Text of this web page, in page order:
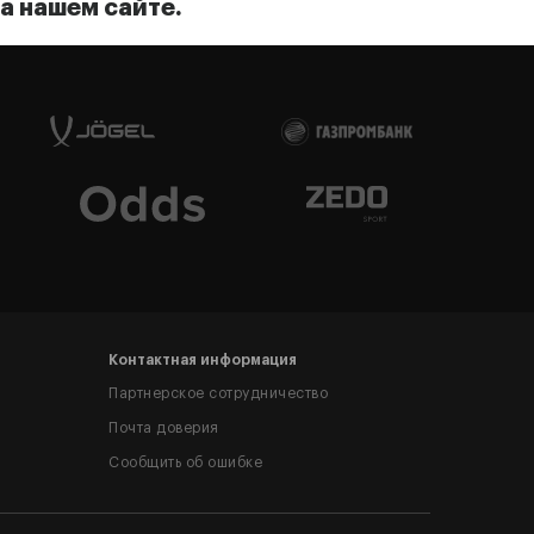
нашем сайте.
Контактная информация
Партнерское сотрудничество
Почта доверия
Сообщить об ошибке